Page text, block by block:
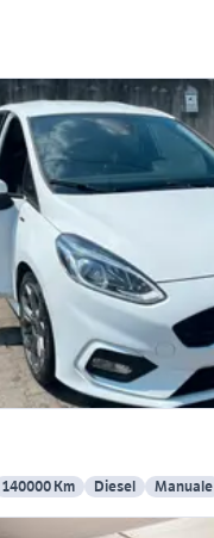
140000 Km Diesel Manuale